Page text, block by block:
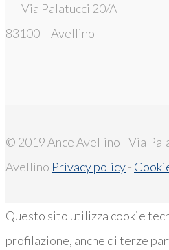
Via Palatucci 20/A
83100 – Avellino
© 2019 Ance Avellino - Via
Avellino Privacy policy-
Questo sito utilizza cookie
profilazione, anche di terze